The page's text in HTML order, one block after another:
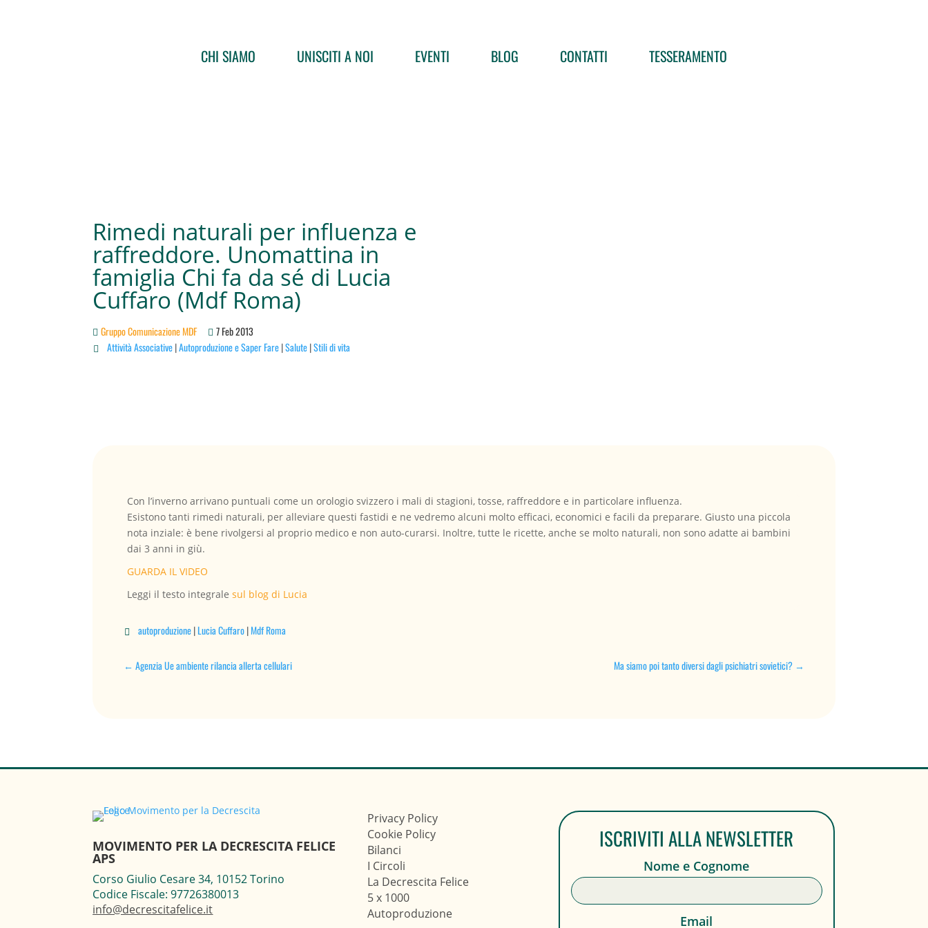
CHI SIAMO UNISCITI A NOI EVENTI BLOG CONTATTI TESSERAMENTO
Rimedi naturali per influenza e
raffreddore. Unomattina in
famiglia Chi fa da sé di Lucia
Cuffaro (Mdf Roma)
Gruppo Comunicazione MDF 7 Feb 2013
 Attività Associative|Autoproduzione e Saper Fare|Salute|Stili di vita
Con l’inverno arrivano puntuali come un orologio svizzero i mali di stagioni, tosse, raffreddore e in particolare influenza.
Esistono tanti rimedi naturali, per alleviare questi fastidi e ne vedremo alcuni molto efficaci, economici e facili da preparare. Giusto una piccola
nota inziale: è bene rivolgersi al proprio medico e non auto-curarsi. Inoltre, tutte le ricette, anche se molto naturali, non sono adatte ai bambini
dai 3 anni in giù.
GUARDA IL VIDEO
Leggi il testo integralesul blog di Lucia
 autoproduzione|Lucia Cuffaro|Mdf Roma
←Agenzia Ue ambiente rilancia allerta cellulari Ma siamo poi tanto diversi dagli psichiatri sovietici?→
MOVIMENTO PER LA DECRESCITA FELICE
APS
Corso Giulio Cesare 34, 10152 Torino
Codice Fiscale: 97726380013
info@decrescitafelice.it
Privacy Policy
Cookie Policy
Bilanci
I Circoli
La Decrescita Felice
5 x 1000
Autoproduzione
ISCRIVITI ALLA NEWSLETTER
Nome e Cognome
Email